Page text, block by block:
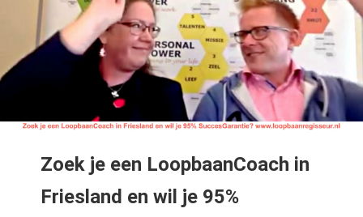
Zoek je een LoopbaanCoach in
Friesland en wil je 95%
zijn
om
gebruikt
deze